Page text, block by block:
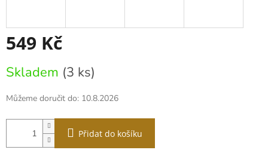
549 Kč
cena:
Skladem (3 ks)
Můžeme doručit do: 10.8.2026
Přidat do košíku